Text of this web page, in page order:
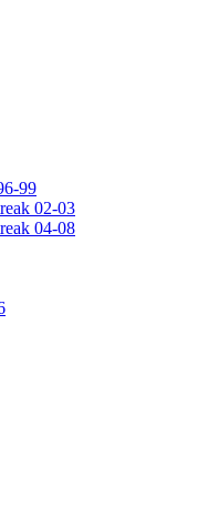
99
02-03
04-08